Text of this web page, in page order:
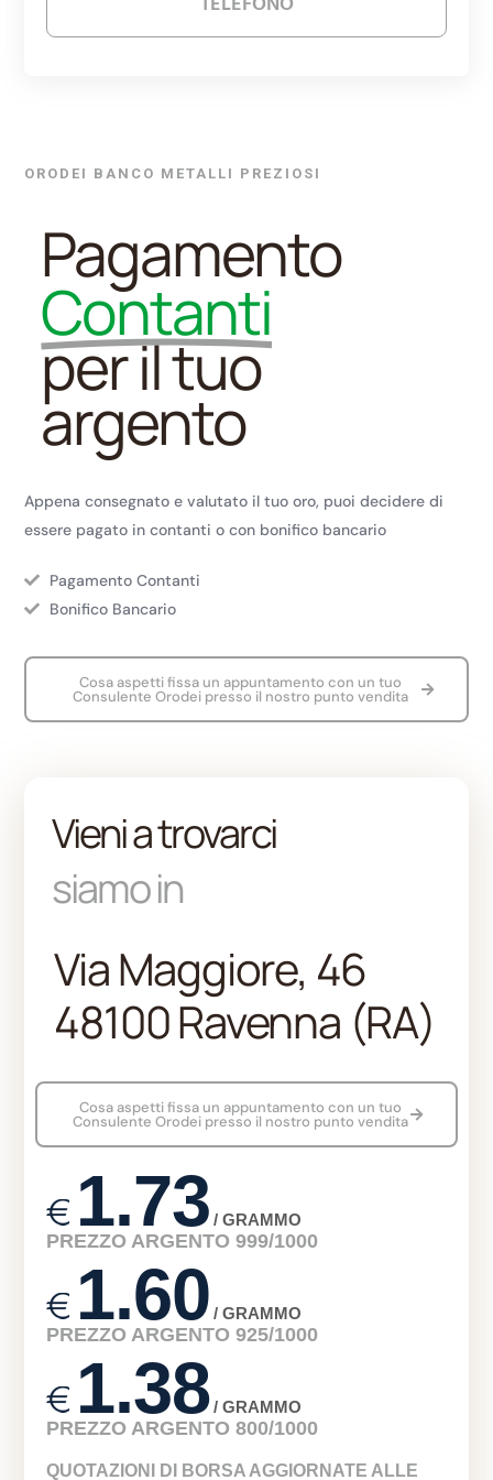
ORODEI BANCO METALLI PREZIOSI
Pagamento
Contanti
periltuo
argento
Appena consegnato e valutato il tuo oro, puoi decidere di
essere pagato in contanti o con bonifico bancario
Pagamento Contanti
Bonifico Bancario
Cosa aspetti fissa un appuntamento con un tuo
Consulente Orodei presso il nostro punto vendita
Vieni a trovarci
siamo in
Via Maggiore, 46
48100 Ravenna (RA)
Cosa aspetti fissa un appuntamento con un tuo
Consulente Orodei presso il nostro punto vendita